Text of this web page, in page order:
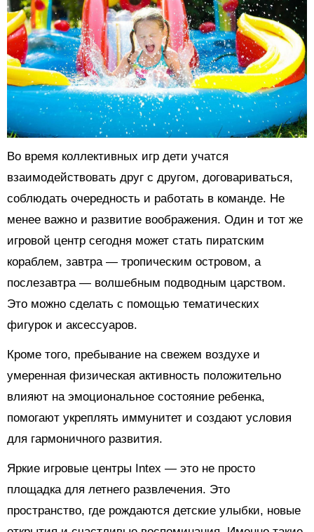
Во время коллективных игр дети учатся
взаимодействовать друг с другом, договариваться,
соблюдать очередность и работать в команде. Не
менее важно и развитие воображения. Один и тот же
игровой центр сегодня может стать пиратским
кораблем, завтра — тропическим островом, а
послезавтра — волшебным подводным царством.
Это можно сделать с помощью тематических
фигурок и аксессуаров.
Кроме того, пребывание на свежем воздухе и
умеренная физическая активность положительно
влияют на эмоциональное состояние ребенка,
помогают укреплять иммунитет и создают условия
для гармоничного развития.
Яркие игровые центры Intex — это не просто
площадка для летнего развлечения. Это
пространство, где рождаются детские улыбки, новые